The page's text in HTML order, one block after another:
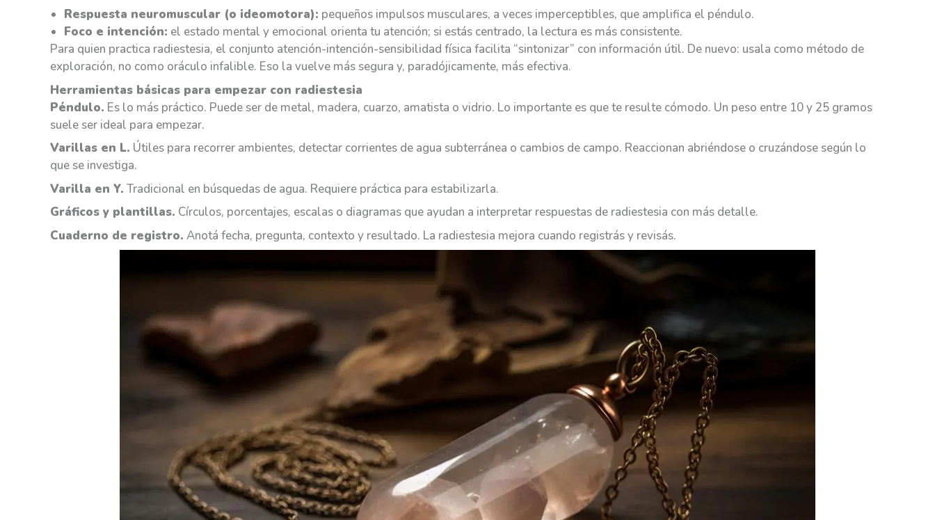
Respuesta neuromuscular (o ideomotora): pequeños impulsos musculares, a veces imperceptibles, que amplifica el péndulo.
Foco e intención: el estado mental y emocional orienta tu atención; si estás centrado, la lectura es más consistente.
Para quien practica radiestesia, el conjunto atención-intención-sensibilidad física facilita “sintonizar” con información útil. De nuevo: usala como método de
exploración, no como oráculo infalible. Eso la vuelve más segura y, paradójicamente, más efectiva.
Herramientas básicas para empezar con radiestesia
Péndulo. Es lo más práctico. Puede ser de metal, madera, cuarzo, amatista o vidrio. Lo importante es que te resulte cómodo. Un peso entre 10 y 25 gramos
suele ser ideal para empezar.
Varillas en L. Útiles para recorrer ambientes, detectar corrientes de agua subterránea o cambios de campo. Reaccionan abriéndose o cruzándose según lo
que se investiga.
Varilla en Y. Tradicional en búsquedas de agua. Requiere práctica para estabilizarla.
Gráficos y plantillas. Círculos, porcentajes, escalas o diagramas que ayudan a interpretar respuestas de radiestesia con más detalle.
Cuaderno de registro. Anotá fecha, pregunta, contexto y resultado. La radiestesia mejora cuando registrás y revisás.